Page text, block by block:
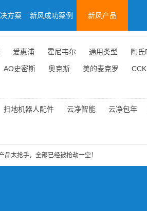
方案 新风成功案例 新风产品
爱惠浦 霍尼韦尔 通用类型 陶氏
AO史密斯 奥克斯 美的麦克罗 CCK
扫地机器人配件 云净智能 云净包年
品太抢手，全部已经被抢劫一空！